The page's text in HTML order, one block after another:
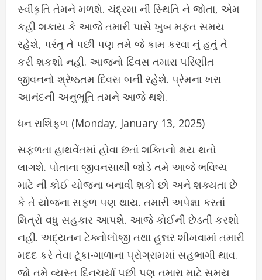
સ્વીકૃતિ તેમને મળશે. ચંદ્રમા ની સ્થિતિ ને જોતા, એમ
કહી શકાય કે આજે તમારી પાસે ખુબ મફત સમય
રહેશે, પરંતુ તે પછી પણ તમે જે કામ કરવા નું હતું તે
કરી શકશો નહીં. આજનો દિવસ તમારા પરિણીત
જીવનનો શ્રેષ્ઠતમ દિવસ બની રહેશે. પ્રેમના ખરા
આનંદની અનુભૂતિ તમને આજે થશે.
ધન રાશિફળ (Monday, January 13, 2025)
સફળતા હાથવેંતમાં હોવા છતાં શક્તિનો ક્ષય થતો
લાગશે. પોતાના જીવનસાથી જોડે તમે આજે ભવિષ્ય
માટે ની કોઈ યોજના બનાવી શકો છો અને શક્યતા છે
કે તે યોજના સફળ પણ થાય. તમારી અપેક્ષા કરતાં
મિત્રો વધુ સહકાર આપશે. આજે કોઈની છેડતી કરશો
નહીં. અદ્યતન ટેક્નોલૉજી તથા હુન્નર શીખવામાં તમારી
મદદ કરે તેવા ટૂંકા-ગાળાના પ્રોગ્રામમાં સહભાગી થાવ.
જો તમે વ્યસ્ત દિનચર્યા પછી પણ તમારા માટે સમય